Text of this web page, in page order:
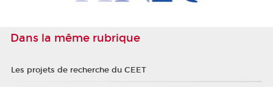
Dans la même rubrique
Les projets de recherche du CEET